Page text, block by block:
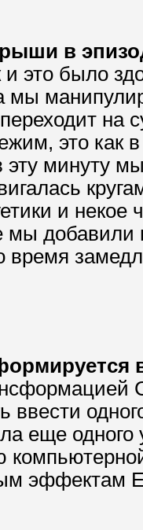
в
это было
мы
на
это как
минуту
и некое
мы добавили
время
ввести
еще одного
эффектам